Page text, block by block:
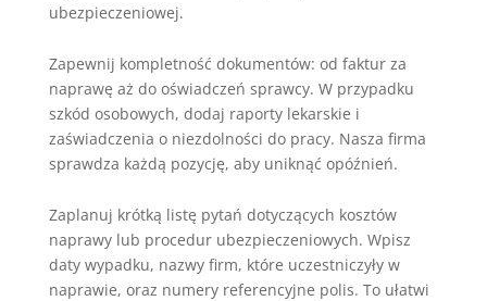
ubezpieczeniowej.
Zapewnij kompletność dokumentów: od faktur za
naprawę aż do oświadczeń sprawcy. W przypadku
szkód osobowych, dodaj raporty lekarskie i
zaświadczenia o niezdolności do pracy. Nasza firma
sprawdza każdą pozycję, aby uniknąć opóźnień.
Zaplanuj krótką listę pytań dotyczących kosztów
naprawy lub procedur ubezpieczeniowych. Wpisz
daty wypadku, nazwy firm, które uczestniczyły w
naprawie, oraz numery referencyjne polis. To ułatwi